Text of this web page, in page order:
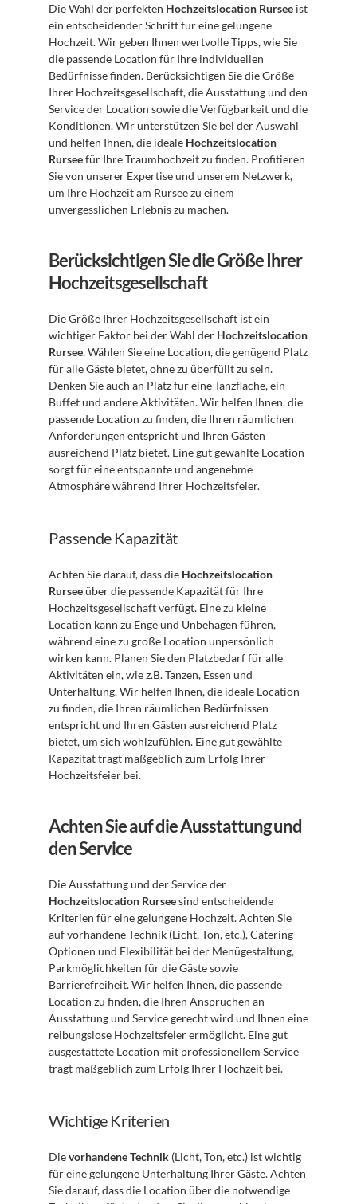
Die Wahl der perfekten Hochzeitslocation Rursee ist
ein entscheidender Schritt für eine gelungene
Hochzeit. Wir geben Ihnen wertvolle Tipps, wie Sie
die passende Location für Ihre individuellen
Bedürfnisse finden. Berücksichtigen Sie die Größe
Ihrer Hochzeitsgesellschaft, die Ausstattung und den
Service der Location sowie die Verfügbarkeit und die
Konditionen. Wir unterstützen Sie bei der Auswahl
und helfen Ihnen, die ideale Hochzeitslocation
Rursee für Ihre Traumhochzeit zu finden. Profitieren
Sie von unserer Expertise und unserem Netzwerk,
um Ihre Hochzeit am Rursee zu einem
unvergesslichen Erlebnis zu machen.
Berücksichtigen Sie die Größe Ihrer
Hochzeitsgesellschaft
Die Größe Ihrer Hochzeitsgesellschaft ist ein
wichtiger Faktor bei der Wahl der Hochzeitslocation
Rursee. Wählen Sie eine Location, die genügend Platz
für alle Gäste bietet, ohne zu überfüllt zu sein.
Denken Sie auch an Platz für eine Tanzfläche, ein
Buffet und andere Aktivitäten. Wir helfen Ihnen, die
passende Location zu finden, die Ihren räumlichen
Anforderungen entspricht und Ihren Gästen
ausreichend Platz bietet. Eine gut gewählte Location
sorgt für eine entspannte und angenehme
Atmosphäre während Ihrer Hochzeitsfeier.
Passende Kapazität
Achten Sie darauf, dass die Hochzeitslocation
Rursee über die passende Kapazität für Ihre
Hochzeitsgesellschaft verfügt. Eine zu kleine
Location kann zu Enge und Unbehagen führen,
während eine zu große Location unpersönlich
wirken kann. Planen Sie den Platzbedarf für alle
Aktivitäten ein, wie z.B. Tanzen, Essen und
Unterhaltung. Wir helfen Ihnen, die ideale Location
zu finden, die Ihren räumlichen Bedürfnissen
entspricht und Ihren Gästen ausreichend Platz
bietet, um sich wohlzufühlen. Eine gut gewählte
Kapazität trägt maßgeblich zum Erfolg Ihrer
Hochzeitsfeier bei.
Achten Sie auf die Ausstattung und
den Service
Hochzeitslocation Rursee sind entscheidende
Kriterien für eine gelungene Hochzeit. Achten Sie
auf vorhandene Technik (Licht, Ton, etc.), Catering-
Optionen und Flexibilität bei der Menügestaltung,
Parkmöglichkeiten für die Gäste sowie
Barrierefreiheit. Wir helfen Ihnen, die passende
Location zu finden, die Ihren Ansprüchen an
Ausstattung und Service gerecht wird und Ihnen eine
reibungslose Hochzeitsfeier ermöglicht. Eine gut
ausgestattete Location mit professionellem Service
trägt maßgeblich zum Erfolg Ihrer Hochzeit bei.
Wichtige Kriterien
Die vorhandene Technik (Licht, Ton, etc.) ist wichtig
für eine gelungene Unterhaltung Ihrer Gäste. Achten
Sie darauf, dass die Location über die notwendige